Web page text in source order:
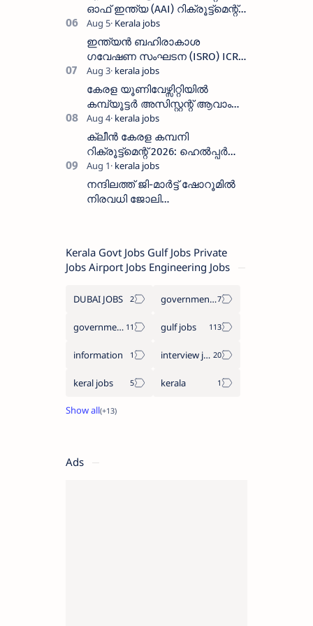
ഓഫ് ഇന്ത്യ (AAI) റിക്രൂട്ട്മെന്റ്
2026: 800+ ഒഴിവുകൾ,
അപേക്ഷിക്കാനുള്ള അവസാന
തീയതി സെപ്റ്റംബർ 7
ഇന്ത്യൻ ബഹിരാകാശ
ഗവേഷണ സംഘടന (ISRO) ICRB
യിൽ ജോലി അവസരം :ശമ്പളം
25, 500 രൂപ മുതൽ
കേരള യൂണിവേഴ്സിറ്റിയിൽ
കമ്പ്യൂട്ടർ അസിസ്റ്റന്റ് ആവാം
:അവസാന തീയതി: ഓഗസ്റ്റ് 5 ന്
ക്ലീൻ കേരള കമ്പനി
റിക്രൂട്ട്മെന്റ് 2026: ഹെൽപ്പർ
തസ്തികയിലേക്ക് ഓഗസ്റ്റ് 5-ന്
വാക്ക് ഇൻ ഇന്റർവ്യൂ
നന്ദിലത്ത് ജി-മാർട്ട് ഷോറൂമിൽ
നിരവധി ജോലി
Kerala Govt Jobs Gulf Jobs Private
Jobs Airport Jobs Engineering Jobs
DUBAI JOBS government information
government jobs gulf jobs
information interview jobs
keral jobs kerala
Ads